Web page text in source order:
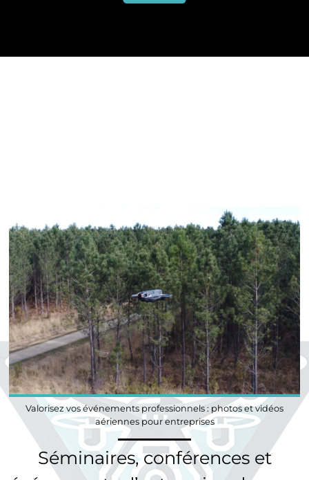
Valorisez vos événements professionnels : photos et vidéos
aériennes pour entreprises
Séminaires, conférences et